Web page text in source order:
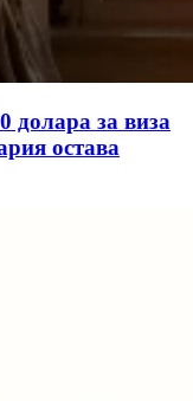
долара за виза
остава